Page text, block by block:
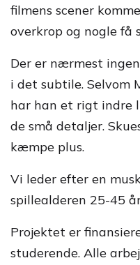
filmens scener
overkrop og nogle få
Der er nærmest
i det subtile. Selvom
har han et rigt indre
de små detaljer.
kæmpe plus.
Vi leder efter en
spillealderen 25-45
Projektet er
studerende. Alle